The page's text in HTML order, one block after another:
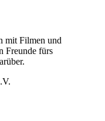
mit Filmen und
Freunde fürs